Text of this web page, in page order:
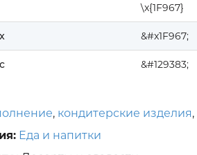
\x{1F967}
&#x1F967;
&#129383;
, кондитерские изделия,
Еда и напитки